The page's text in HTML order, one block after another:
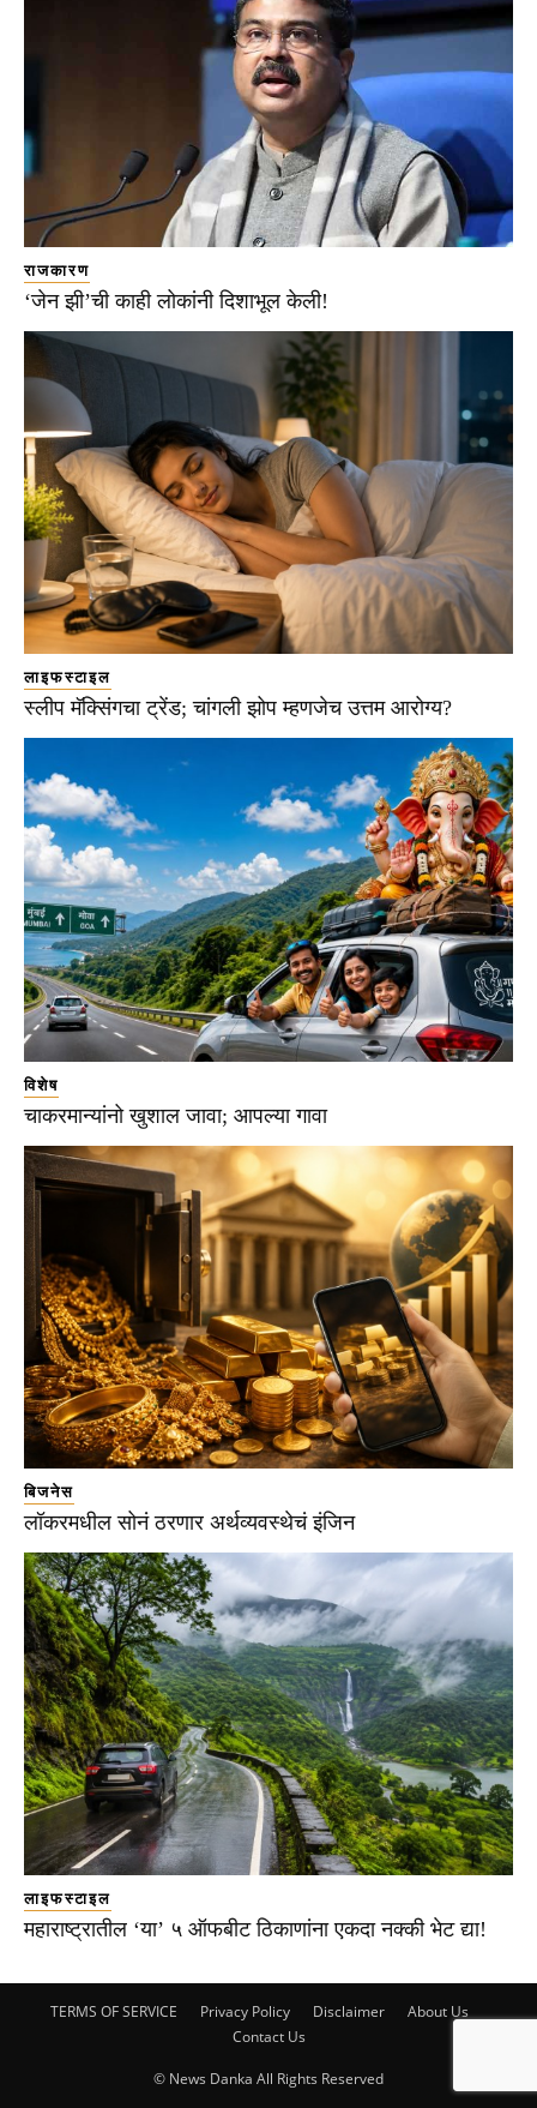
राजकारण
‘जेन झी’ची काही लोकांनी दिशाभूल केली!
लाइफस्टाइल
स्लीप मॅक्सिंगचा ट्रेंड; चांगली झोप म्हणजेच उत्तम आरोग्य?
विशेष
चाकरमान्यांनो खुशाल जावा; आपल्या गावा
बिजनेस
लॉकरमधील सोनं ठरणार अर्थव्यवस्थेचं इंजिन
लाइफस्टाइल
महाराष्ट्रातील ‘या’ ५ ऑफबीट ठिकाणांना एकदा नक्की भेट द्या!
TERMS OF SERVICE Privacy Policy Disclaimer
About Us
Contact Us
© News Danka All Rights Reserved